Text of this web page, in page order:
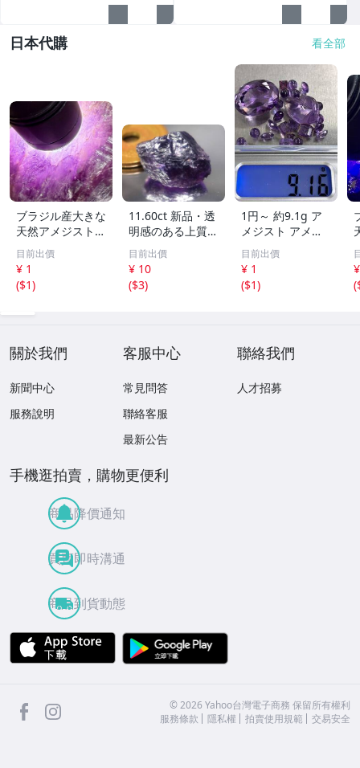
日本代購 看全部
ブラジル産大きな
天然アメジスト結
晶895g［紫水
晶］1本剣^ ^綺麗
目前出價
¥ 1
($1)
11.60ct 新品・透
明感のある上質な
天然アメシスト原
石 ブラジル産
目前出價
¥ 10
($3)
1円～ 約9.1g ア
メジスト アメシ
スト ルース ビー
ズ おまとめ セッ
ト 宝石 色石 ルー
ス ジュエリー 外
目前出價
¥ 1
($1)
(
關於我們
新聞中心
服務說明
客服中心
常見問答
聯絡客服
最新公告
聯絡我們
人才招募
手機逛拍賣，購物更便利
商品降價通知
買賣即時溝通
商品到貨動態
APP Store
facebook ©2026 Yahoo台灣電子商務 保留所有權利
服務條款
隱私權 拍賣使用規範 交易安全